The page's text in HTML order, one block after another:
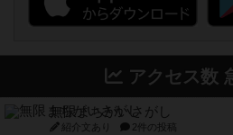
アクセス数
無限まちがいさがし
紹介文あり 2件の投稿